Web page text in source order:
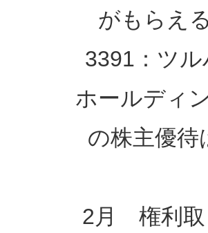
がもらえる
3391：ツル
ホールディ
の株主優待
2月 権利取